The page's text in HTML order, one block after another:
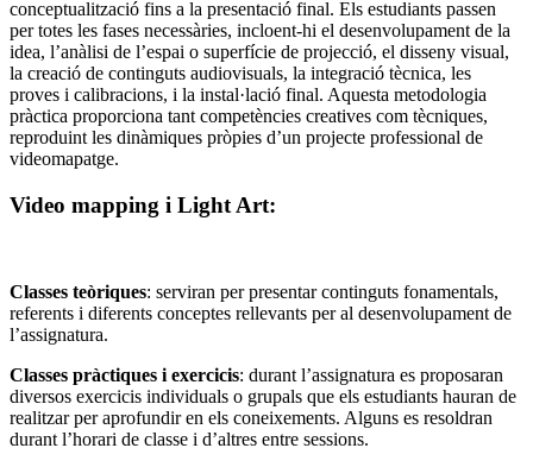
conceptualització fins a la presentació final. Els estudiants passen
per totes les fases necessàries, incloent-hi el desenvolupament de la
idea, l’anàlisi de l’espai o superfície de projecció, el disseny visual,
la creació de continguts audiovisuals, la integració tècnica, les
proves i calibracions, i la instal·lació final. Aquesta metodologia
pràctica proporciona tant competències creatives com tècniques,
reproduint les dinàmiques pròpies d’un projecte professional de
videomapatge.
Video mapping i Light Art:
Classes teòriques: serviran per presentar continguts fonamentals,
referents i diferents conceptes rellevants per al desenvolupament de
l’assignatura.
Classes pràctiques i exercicis: durant l’assignatura es proposaran
diversos exercicis individuals o grupals que els estudiants hauran de
realitzar per aprofundir en els coneixements. Alguns es resoldran
durant l’horari de classe i d’altres entre sessions.